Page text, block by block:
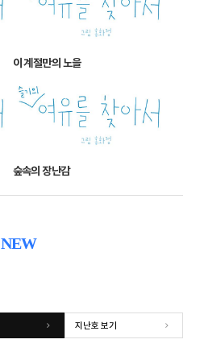
이 계절만의 노을
숲속의 장난감
NEW
지난호 보기